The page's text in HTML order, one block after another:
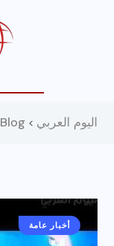
اليوم العربي >
Blog
أخبار عامة